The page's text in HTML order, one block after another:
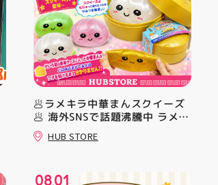
🥟ラメキラ中華まんスクイーズ
🥟 海外SNSで話題沸騰中 ラメキ
ラ中華まんスクイーズが新登
場！ キラキラグリッター素材が
らない…！ せいろ型ケースに入
HUB STORE
08.01